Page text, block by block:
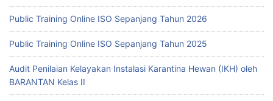
Public Training Online ISO Sepanjang Tahun 2026
Public Training Online ISO Sepanjang Tahun 2025
Audit Penilaian Kelayakan Instalasi Karantina Hewan (IKH) oleh
BARANTAN Kelas II